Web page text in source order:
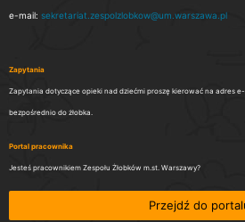
e-mail: sekretariat.zespolzlobkow@um.warszawa.pl
Zapytania
Zapytania dotyczące opieki nad dziećmi proszę kierować na adres
bezpośrednio do żłobka.
Portal pracownika
Jesteś pracownikiem Zespołu Żłobków m.st. Warszawy?
Przejdź do